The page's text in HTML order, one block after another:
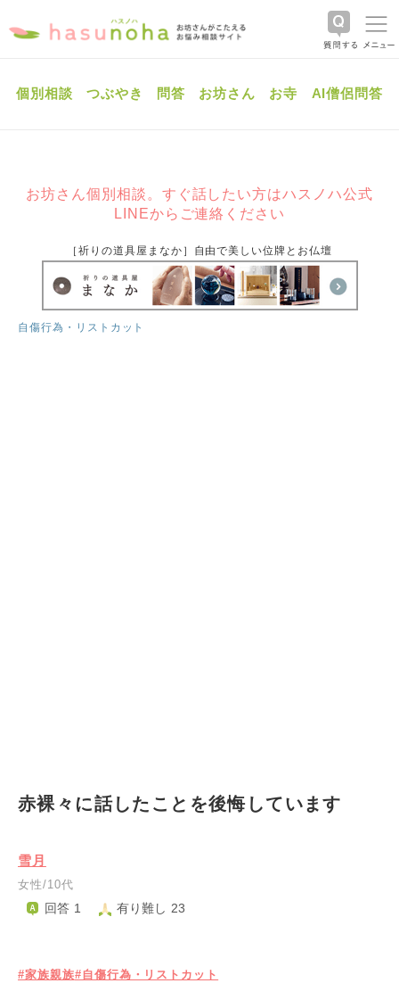
個別相談 つぶやき 問答 お坊さん お寺 AI僧侶問答
お坊さん個別相談。すぐ話したい方はハスノハ公式
LINEからご連絡ください
［祈りの道具屋まなか］自由で美しい位牌とお仏壇
自傷行為・リストカット
赤裸々に話したことを後悔しています
雪月
女性/10代
回答 1 有り難し 23
#家族親族#自傷行為・リストカット